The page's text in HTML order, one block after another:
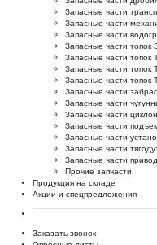
Запасные части
Запасные части
Запасные части
Запасные части топок
Запасные части топок
Запасные части топок
Запасные части
Запасные части
Запасные части
Запасные части
Запасные части
Запасные части
Запасные части
Запасные части
Прочие запчасти
Продукция на складе
Акции и спецпредложения
Заказать звонок